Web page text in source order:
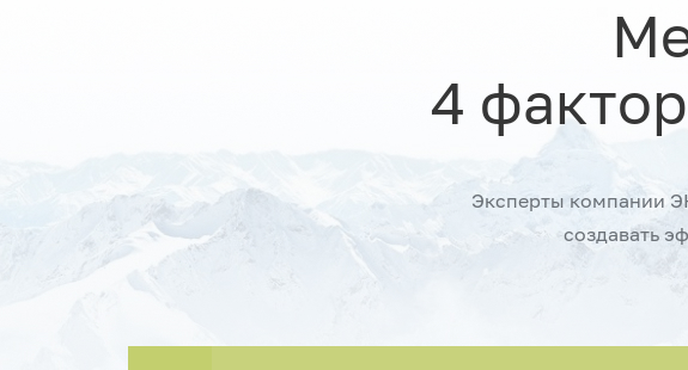
4
Эксперты компании
создавать